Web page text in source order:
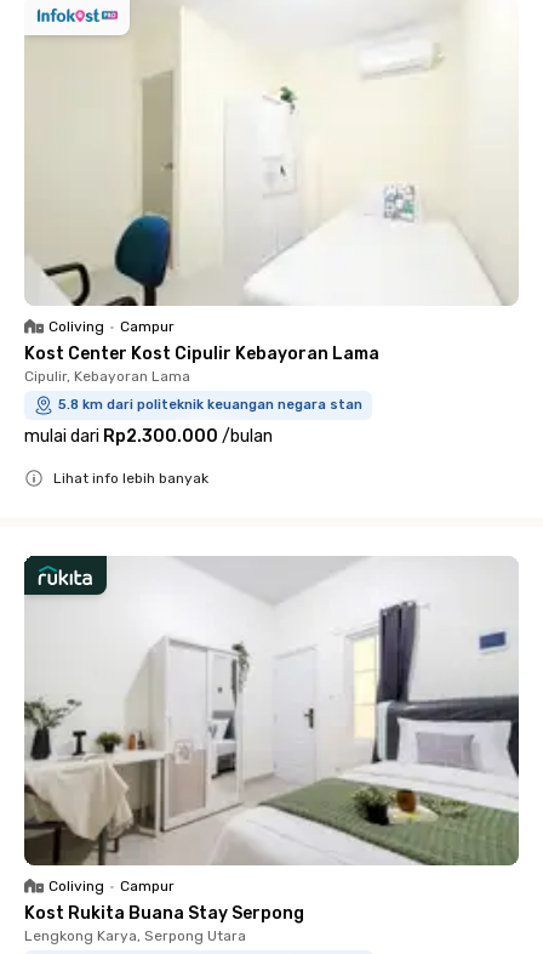
Coliving • Campur
Kost Center Kost Cipulir Kebayoran Lama
Cipulir, Kebayoran Lama
5.8 km dari politeknik keuangan negara stan
mulai dari Rp2.300.000 /bulan
Lihat info lebih banyak
Coliving • Campur
Kost Rukita Buana Stay Serpong
Lengkong Karya, Serpong Utara